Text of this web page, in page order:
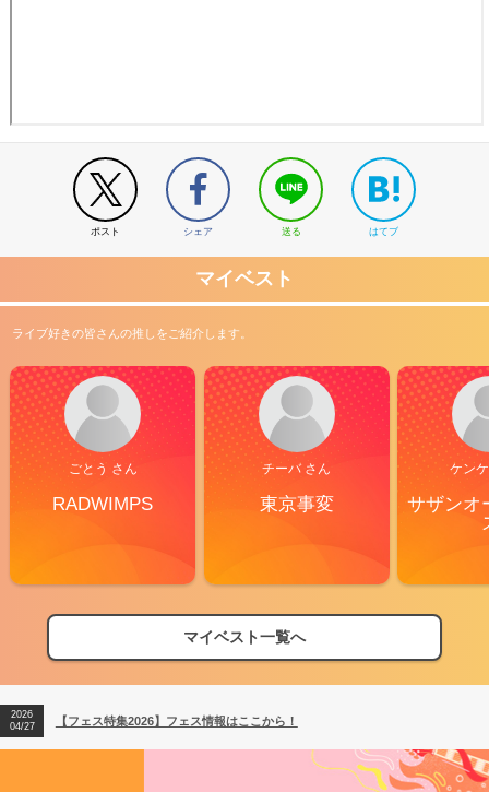
ポスト シェア 送る はてブ
マイベスト
ライブ好きの皆さんの推しをご紹介します。
ごとう さん
RADWIMPS
チーバ さん
東京事変
ケン
サザンオ
マイベスト一覧へ
【フェス特集2026】フェス情報はここから！
【ライブ動員ランキング】2026年上半期編発表！
2026
04/27
【フェス特集2026】フェス情報はここから！
2026
【ライブ動員ランキング】2026年上半期編発表！